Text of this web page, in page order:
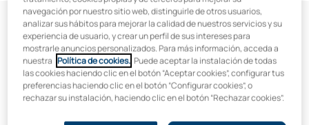
Es un orgullo para la Universidad Alfonso X el Sabio anunciar la
incorporación de Pilar Torres comoDirectora General
Business & Tech.En su nueva posición, Pilar liderará la
navegación por nuestro sitio web, distinguirle de otros usuarios,
analizar sus hábitos para mejorar la calidad de nuestros servicios y su
experiencia de usuario, y crear un perfil de sus intereses para
mostrarle anuncios personalizados. Para más información, acceda a
nuestra Política de cookies. . Puede aceptar la instalación de todas
las cookies haciendo clic en el botón “Aceptar cookies”, configurar tus
preferencias haciendo clic en el botón “Configurar cookies”, o
rechazar su instalación, haciendo clic en el botón “Rechazar cookies”.